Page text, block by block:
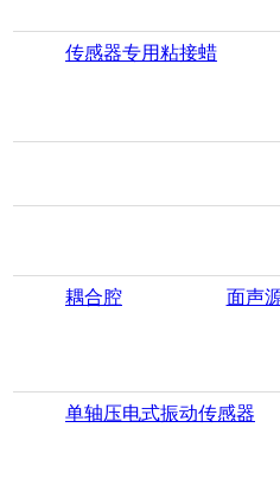
传感器专用粘接蜡
耦合腔 面声
单轴压电式振动传感器